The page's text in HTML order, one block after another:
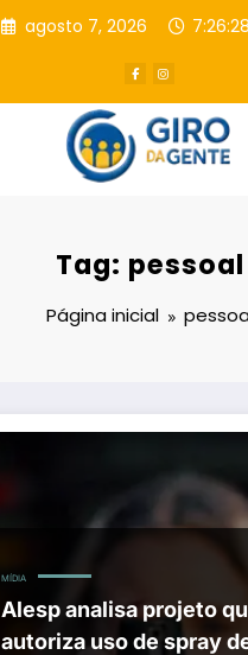
agosto 7, 2026
Tag: pessoal
Página inicial
MÍDIA
Alesp analisa projeto
autoriza uso de spray